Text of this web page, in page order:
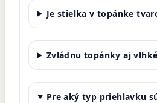
Je stielka v topánke
Zvládnu topánky aj
Pre aký typ priehlavku